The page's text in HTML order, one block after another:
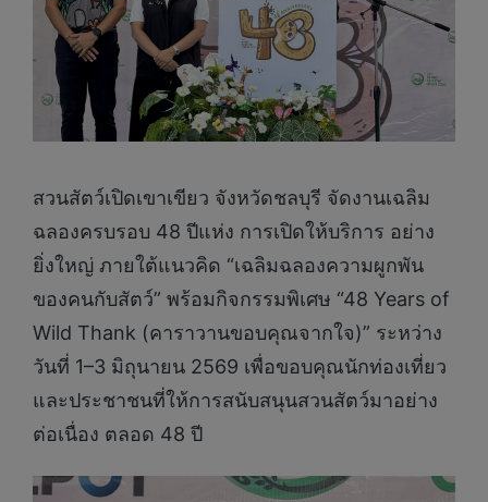
สวนสัตว์เปิดเขาเขียว จังหวัดชลบุรี จัดงานเฉลิม
ฉลองครบรอบ 48 ปีแห่ง การเปิดให้บริการ อย่าง
ยิ่งใหญ่ ภายใต้แนวคิด “เฉลิมฉลองความผูกพัน
ของคนกับสัตว์” พร้อมกิจกรรมพิเศษ “48 Years of
Wild Thank (คาราวานขอบคุณจากใจ)” ระหว่าง
วันที่ 1–3 มิถุนายน 2569 เพื่อขอบคุณนักท่องเที่ยว
และประชาชนที่ให้การสนับสนุนสวนสัตว์มาอย่าง
ต่อเนื่อง ตลอด 48 ปี